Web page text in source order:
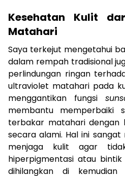
Kesehatan Kulit
Matahari
Saya terkejut mengetahui
dalam rempah tradisional
perlindungan ringan
ultraviolet matahari pada
menggantikan fungsi
membantu memperbaiki
terbakar matahari
secara alami. Hal ini
menjaga kulit agar
hiperpigmentasi atau
dihilangkan di